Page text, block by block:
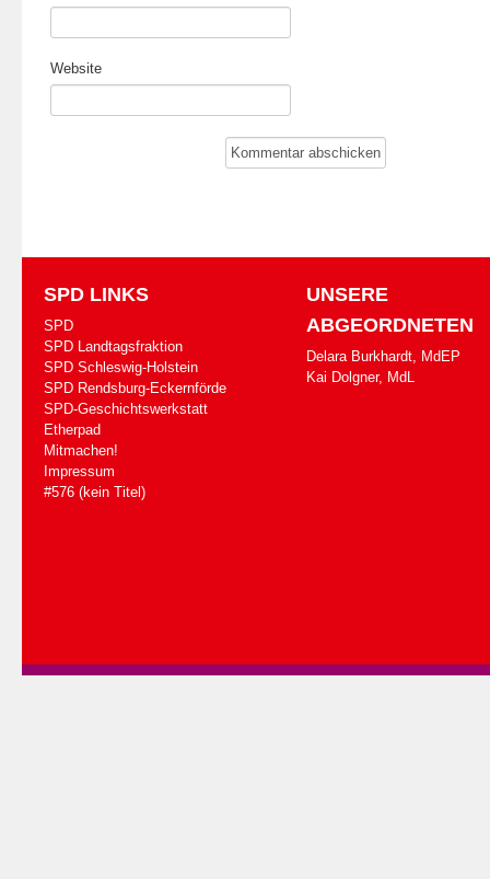
Website
SPD LINKS
SPD
SPD Landtagsfraktion
SPD Schleswig-Holstein
SPD Rendsburg-Eckernförde
SPD-Geschichtswerkstatt
Etherpad
Mitmachen!
Impressum
#576 (kein Titel)
UNSERE
ABGEORDNETEN
Delara Burkhardt, MdEP
Kai Dolgner, MdL